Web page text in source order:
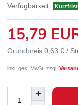
Verfügbarkeit:
15,79
Grundpreis 0,63 € /
inkl. ges. MwSt. zzgl.